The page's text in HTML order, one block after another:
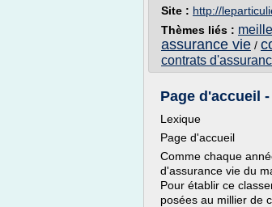
Site : http://
Thèmes liés :
assurance vie /
contrats
Page d'accueil
Lexique
Page d'accueil
Comme chaque
d'assurance vie du
Pour établir ce
posées au millier de